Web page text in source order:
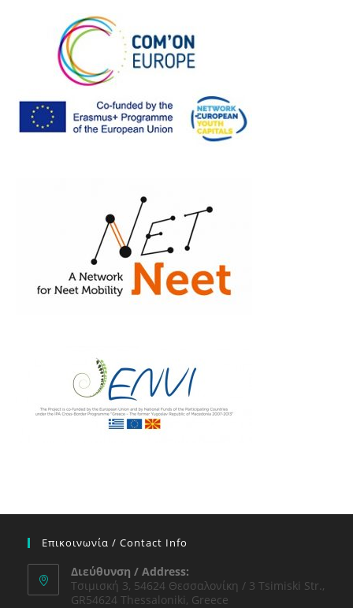
Επικοινωνία / Contact Info
Διεύθυνση / Address:
Τσιμισκή 3, 54624 Θεσσαλονίκη / 3 Tsimiski Str.,
GR54624 Thessaloniki, Greece